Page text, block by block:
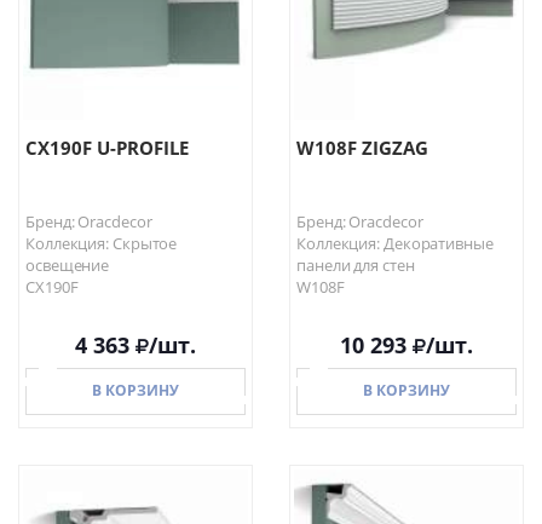
CX190F U-PROFILE
Бренд: Oracdecor
Коллекция: Скрытое
освещение
CX190F
4 363 /шт.
В КОРЗИНУ
W108F ZIGZAG
Бренд: Oracdecor
Коллекция: Декоративные
панели для стен
W108F
10 293 /шт.
В КОРЗИНУ